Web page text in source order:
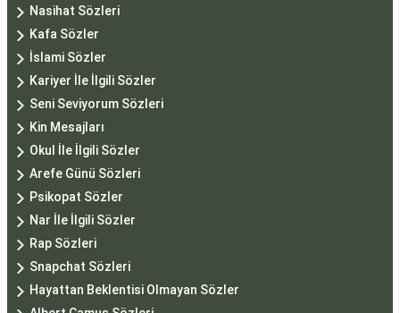
Nasihat Sözleri
Kafa Sözler
İslami Sözler
Kariyer İle İlgili Sözler
Seni Seviyorum Sözleri
Kin Mesajları
Okul İle İlgili Sözler
Arefe Günü Sözleri
Psikopat Sözler
Nar İle İlgili Sözler
Rap Sözleri
Snapchat Sözleri
Hayattan Beklentisi Olmayan Sözler